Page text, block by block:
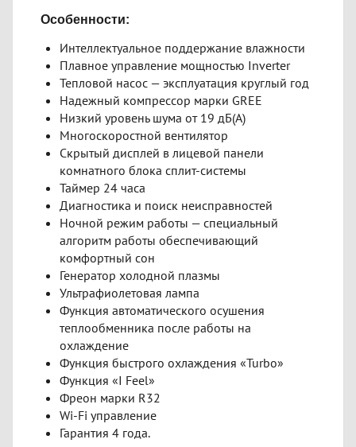
Особенности:
Интеллектуальное поддержание влажности
Плавное управление мощностью Inverter
Тепловой насос — эксплуатация круглый год
Надежный компрессор марки GREE
Низкий уровень шума от 19 дБ(А)
Многоскоростной вентилятор
Скрытый дисплей в лицевой панели
комнатного блока сплит-системы
Таймер 24 часа
Диагностика и поиск неисправностей
Ночной режим работы — специальный
алгоритм работы обеспечивающий
комфортный сон
Генератор холодной плазмы
Ультрафиолетовая лампа
Функция автоматического осушения
теплообменника после работы на
охлаждение
Функция быстрого охлаждения «Turbo»
Функция «I Feel»
Фреон марки R32
Wi-Fi управление
Гарантия 4 года.